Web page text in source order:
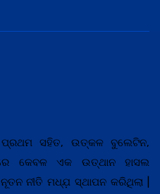
ପ୍ରଥମ ସହିତ, ଉତ୍କଳ ବୁଲେଟିନ,
କେବଳ ଏକ ଉତ୍ଥାନ ହାସଲ
ନୀତି ମଧ୍ଯ଼ ସ୍ଥାପନ କରିଥିଲା |